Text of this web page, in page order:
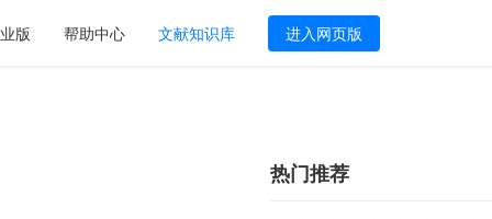
版 帮助中心 文献知识库 进入网页版
热门推荐